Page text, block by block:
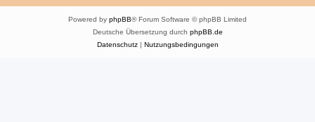
Powered by phpBB® Forum Software © phpBB Limited
Deutsche Übersetzung durch phpBB.de
Datenschutz| Nutzungsbedingungen